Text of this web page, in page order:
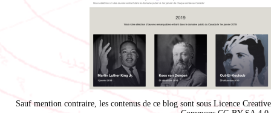
Sauf mention contraire, les contenus de ce blog sont sous Licence Creative